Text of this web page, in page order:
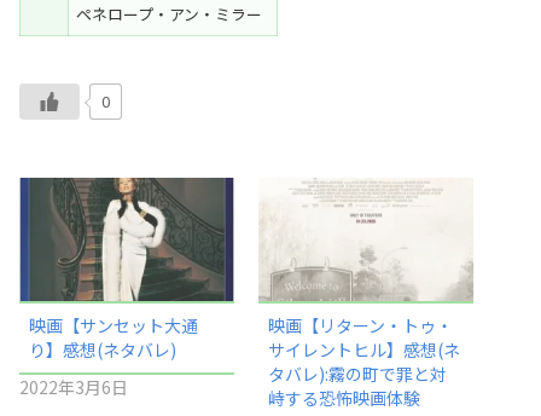
ペネロープ・アン・ミラー
0
映画【サンセット大通
り】感想(ネタバレ)
2022年3月6日
映画【リターン・トゥ・
サイレントヒル】感想(ネ
タバレ):霧の町で罪と対
峙する恐怖映画体験